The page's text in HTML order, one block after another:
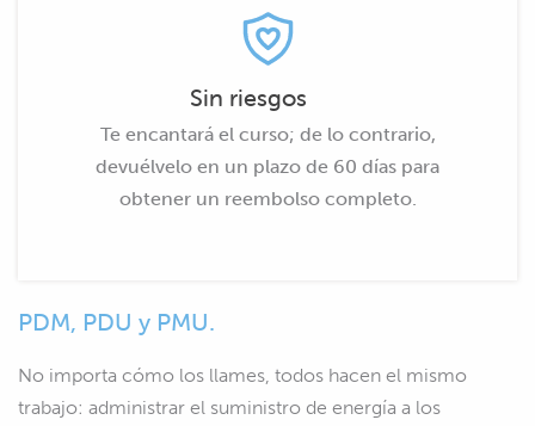
Sin riesgos
Te encantará el curso; de lo contrario,
devuélvelo en un plazo de 60 días para
obtener un reembolso completo.
PDM, PDU y PMU.
No importa cómo los llames, todos hacen el mismo
trabajo: administrar el suministro de energía a los